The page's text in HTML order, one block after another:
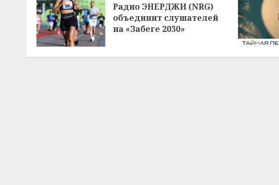
Радио ЭНЕРДЖИ (NRG)
объединит слушателей
на «Забеге 2030»